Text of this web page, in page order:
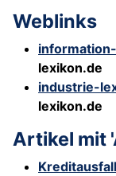
Weblinks
lexikon.de
industrie-
lexikon.de
Artikel mit
Kreditausfall